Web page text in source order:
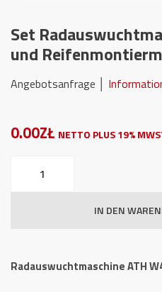
Set
und
Angebotsanfrage │
0.00ZŁ NETTO PLUS 19%
Radauswuchtmaschine
ATH
IN DEN
Radauswuchtmaschine ATH